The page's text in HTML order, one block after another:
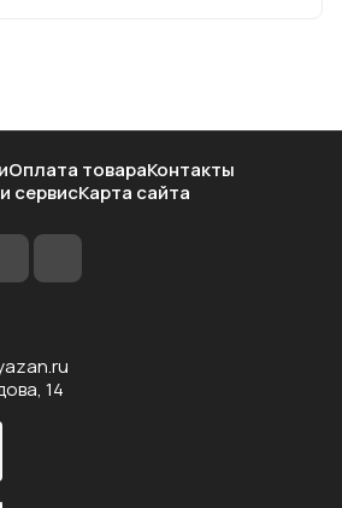
Оплата товараКонтакты
сервисКарта сайта
14